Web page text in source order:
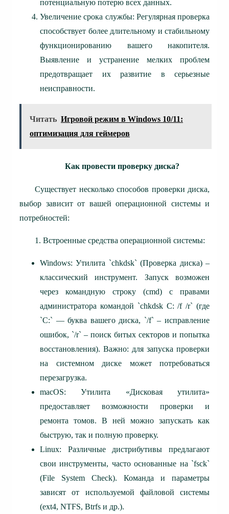
потенциальную потерю всех данных.
Увеличение срока службы: Регулярная проверка
способствует более длительному и стабильному
функционированию вашего накопителя.
Выявление и устранение мелких проблем
предотвращает их развитие в серьезные
неисправности.
Читать Игровой режим в Windows 10/11:
оптимизация для геймеров
Как провести проверку диска?
Существует несколько способов проверки диска,
выбор зависит от вашей операционной системы и
потребностей:
1. Встроенные средства операционной системы:
Windows: Утилита `chkdsk` (Проверка диска) –
классический инструмент. Запуск возможен
через командную строку (cmd) с правами
администратора командой `chkdsk C: /f /r` (где
`C:` — буква вашего диска, `/f` – исправление
ошибок, `/r` – поиск битых секторов и попытка
восстановления). Важно: для запуска проверки
на системном диске может потребоваться
перезагрузка.
macOS: Утилита «Дисковая утилита»
предоставляет возможности проверки и
ремонта томов. В ней можно запускать как
быструю, так и полную проверку.
Linux: Различные дистрибутивы предлагают
свои инструменты, часто основанные на `fsck`
(File System Check). Команда и параметры
зависят от используемой файловой системы
(ext4, NTFS, Btrfs и др.).